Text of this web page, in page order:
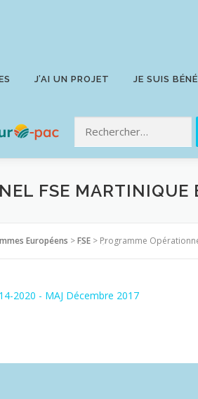
J’AI UN PROJET JE SUIS
FSE
Européens >FSE > Programme
2020 - MAJ Décembre 2017